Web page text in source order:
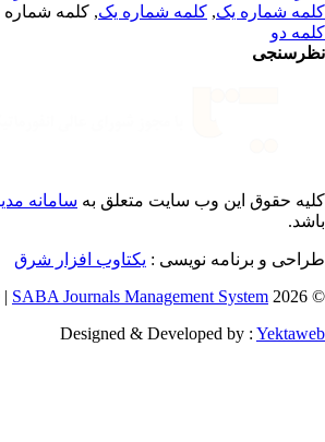
شماره یک,کلمه شماره یک, کلمه شماره
دو
حقوق این وب سایت متعلق بهسامانه
و برنامه نویسی : یکتاوب افزار شرق
©
SABA Journals Management System
Designed & Developed by :